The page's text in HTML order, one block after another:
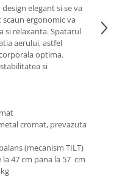
elegant si se va
ergonomic va
si relaxanta. Spatarul
aerului, astfel
optima.
si
cromat, prevazuta
(mecanism TILT)
47 cm pana la 57 cm